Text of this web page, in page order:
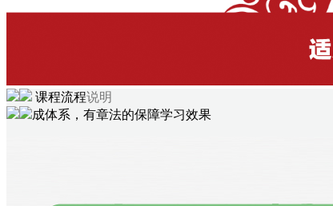
课程流程说明
成体系，有章法的保障学习效果